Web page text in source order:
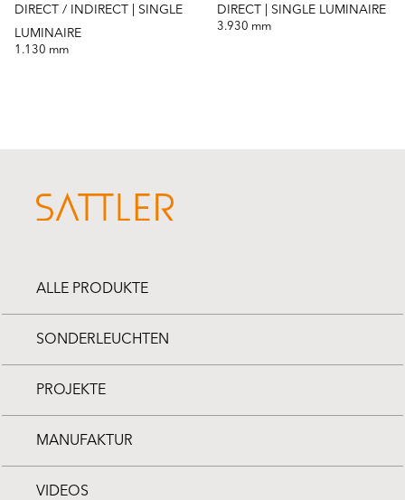
DIRECT / INDIRECT | SINGLE
LUMINAIRE
1.130 mm
DIRECT | SINGLE LUMINAIRE
3.930 mm
ALLE PRODUKTE
SONDERLEUCHTEN
PROJEKTE
MANUFAKTUR
VIDEOS